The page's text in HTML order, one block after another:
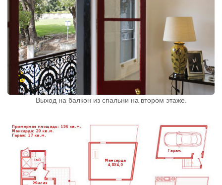
Выход на балкон из спальни на втором этаже.